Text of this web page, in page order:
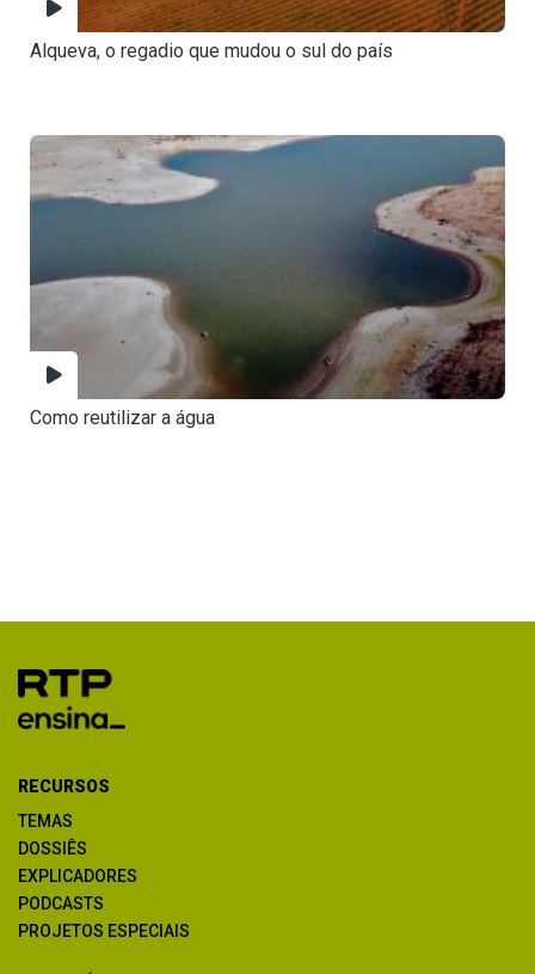
Alqueva, o regadio que mudou o sul do país
Como reutilizar a água
RECURSOS
TEMAS
DOSSIÊS
EXPLICADORES
PODCASTS
PROJETOS ESPECIAIS